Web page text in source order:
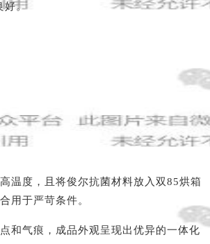
好。
温度，且将俊尔抗菌材料放入双85烘箱
用于严苛条件。
和气痕，成品外观呈现出优异的一体化